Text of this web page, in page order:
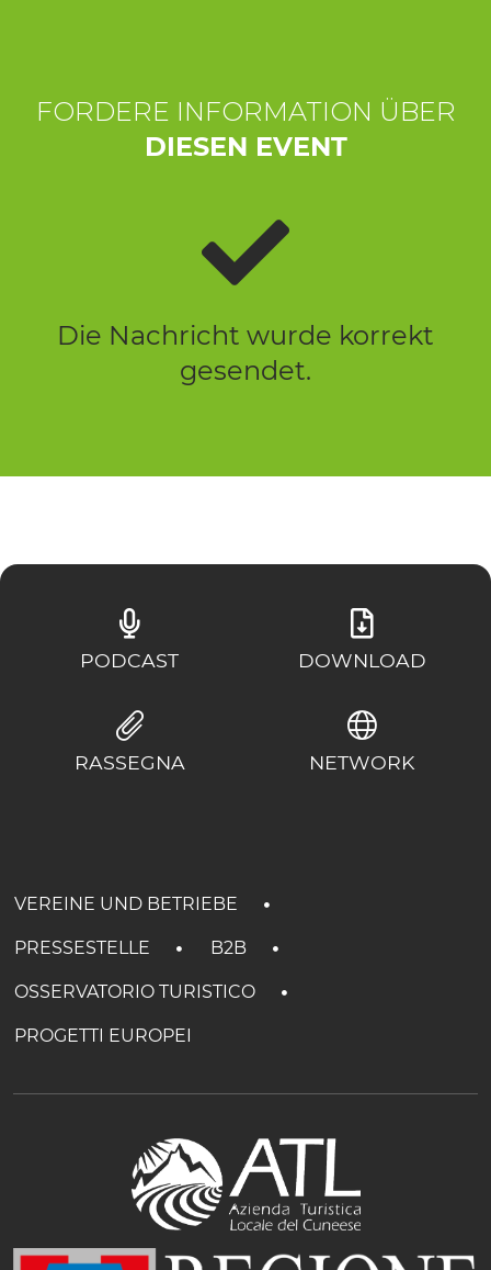
FORDERE INFORMATION ÜBER
DIESEN EVENT
Die Nachricht wurde korrekt
gesendet.
PODCAST DOWNLOAD
RASSEGNA NETWORK
VEREINE UND BETRIEBE
PRESSESTELLE B2B
OSSERVATORIO TURISTICO
PROGETTI EUROPEI